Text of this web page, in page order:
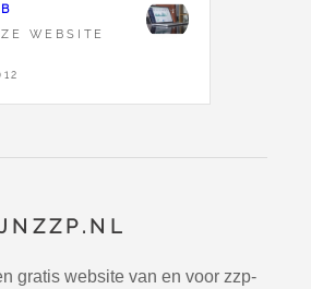
WEBSITE
gratis website van en voor zzp-